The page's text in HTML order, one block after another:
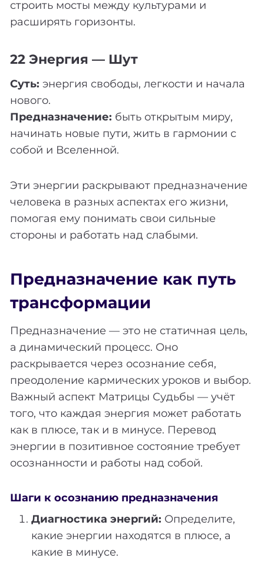
строить мосты между культурами и
расширять горизонты.
22 Энергия — Шут
Суть: энергия свободы, легкости и начала
нового.
Предназначение: быть открытым миру,
начинать новые пути, жить в гармонии с
собой и Вселенной.
Эти энергии раскрывают предназначение
человека в разных аспектах его жизни,
помогая ему понимать свои сильные
стороны и работать над слабыми.
Предназначение как путь
трансформации
Предназначение — это не статичная цель,
а динамический процесс. Оно
раскрывается через осознание себя,
преодоление кармических уроков и выбор.
Важный аспект Матрицы Судьбы — учёт
того, что каждая энергия может работать
как в плюсе, так и в минусе. Перевод
энергии в позитивное состояние требует
осознанности и работы над собой.
Шаги к осознанию предназначения
Диагностика энергий: Определите,
какие энергии находятся в плюсе, а
какие в минусе.